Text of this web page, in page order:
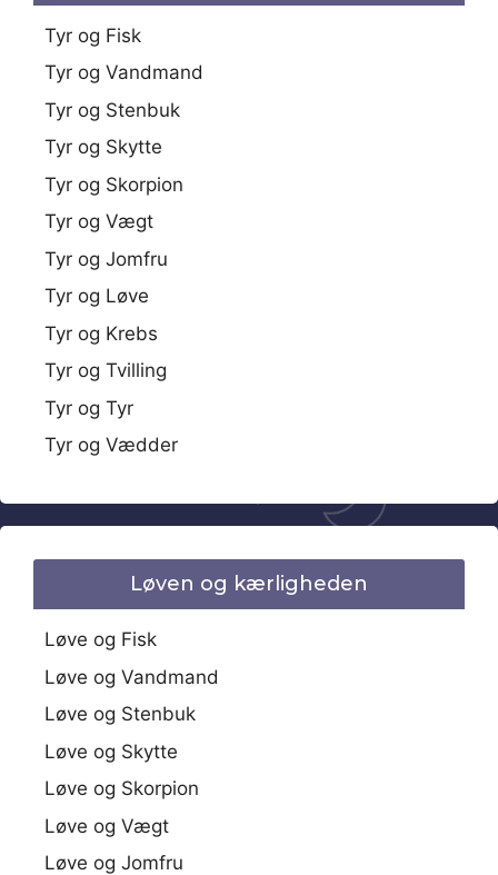
Tyr og Fisk
Tyr og Vandmand
Tyr og Stenbuk
Tyr og Skytte
Tyr og Skorpion
Tyr og Vægt
Tyr og Jomfru
Tyr og Løve
Tyr og Krebs
Tyr og Tvilling
Tyr og Tyr
Tyr og Vædder
Løven og kærligheden
Løve og Fisk
Løve og Vandmand
Løve og Stenbuk
Løve og Skytte
Løve og Skorpion
Løve og Vægt
Løve og Jomfru